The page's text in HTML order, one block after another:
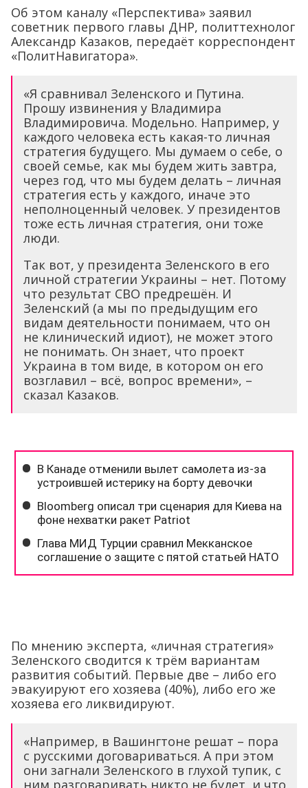
Об этом каналу «Перспектива» заявил
советник первого главы ДНР, политтехнолог
Александр Казаков, передаёт корреспондент
«ПолитНавигатора».
«Я сравнивал Зеленского и Путина.
Прошу извинения у Владимира
Владимировича. Модельно. Например, у
каждого человека есть какая-то личная
стратегия будущего. Мы думаем о себе, о
своей семье, как мы будем жить завтра,
через год, что мы будем делать – личная
стратегия есть у каждого, иначе это
неполноценный человек. У президентов
тоже есть личная стратегия, они тоже
люди.
Так вот, у президента Зеленского в его
личной стратегии Украины – нет. Потому
что результат СВО предрешён. И
Зеленский (а мы по предыдущим его
видам деятельности понимаем, что он
не клинический идиот), не может этого
не понимать. Он знает, что проект
Украина в том виде, в котором он его
возглавил – всё, вопрос времени», –
сказал Казаков.
По мнению эксперта, «личная стратегия»
Зеленского сводится к трём вариантам
развития событий. Первые две – либо его
эвакуируют его хозяева (40%), либо его же
хозяева его ликвидируют.
«Например, в Вашингтоне решат – пора
с русскими договариваться. А при этом
они загнали Зеленского в глухой тупик, с
ним разговаривать никто не будет, и что